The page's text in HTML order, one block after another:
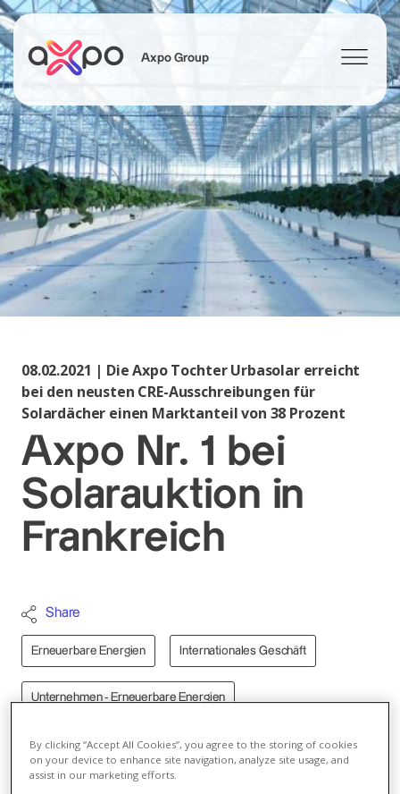
Axpo Group
Suchen
08.02.2021 | Die Axpo Tochter Urbasolar erreicht
bei den neusten CRE-Ausschreibungen für
Solardächer einen Marktanteil von 38 Prozent
Axpo Nr. 1 bei
Solarauktion in
Frankreich
Share
Erneuerbare Energien Internationales Geschäft
Unternehmen - Erneuerbare Energien
Autor
E-Mail
By clicking “Accept All Cookies”, you agree to the storing of cookies
on your device to enhance site navigation, analyze site usage, and
assist in our marketing efforts.